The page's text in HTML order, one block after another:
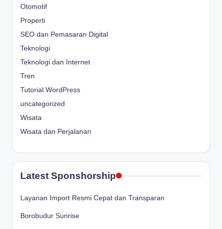
Otomotif
Properti
SEO dan Pemasaran Digital
Teknologi
Teknologi dan Internet
Tren
Tutorial WordPress
uncategorized
Wisata
Wisata dan Perjalanan
Latest Sponshorship
Layanan Import Resmi Cepat dan Transparan
Borobudur Sunrise